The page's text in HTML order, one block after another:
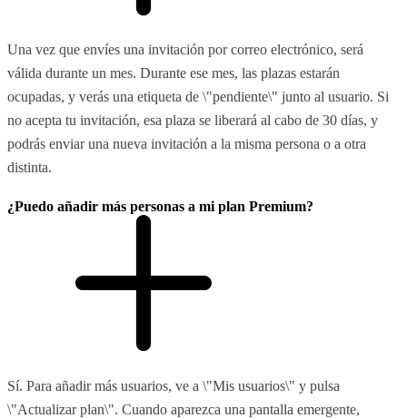
Una vez que envíes una invitación por correo electrónico, será
válida durante un mes. Durante ese mes, las plazas estarán
ocupadas, y verás una etiqueta de \"pendiente\" junto al usuario. Si
no acepta tu invitación, esa plaza se liberará al cabo de 30 días, y
podrás enviar una nueva invitación a la misma persona o a otra
distinta.
¿Puedo añadir más personas a mi plan Premium?
Sí. Para añadir más usuarios, ve a \"Mis usuarios\" y pulsa
\"Actualizar plan\". Cuando aparezca una pantalla emergente,